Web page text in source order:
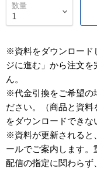
数量
※資料をダウンロード
ジに進む」から注文
ん。
※代金引換をご希望の
ださい。（商品と資
をダウンロードできな
※資料が更新されると
ールでご案内します
配信の指定に関わら